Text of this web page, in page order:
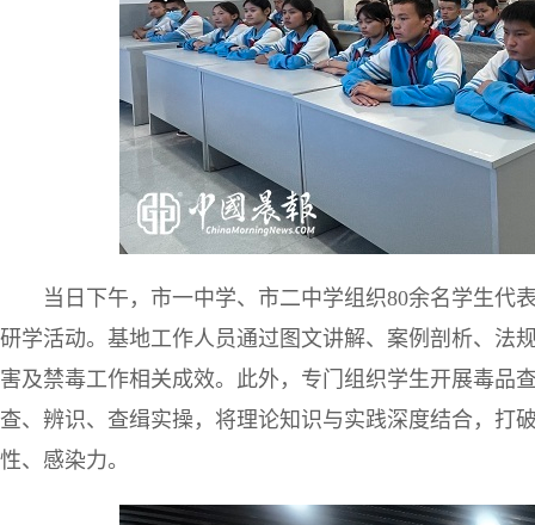
当日下午，市一中学、市二中学组织80余名学生代
研学活动。基地工作人员通过图文讲解、案例剖析、法
害及禁毒工作相关成效。此外，专门组织学生开展毒品
查、辨识、查缉实操，将理论知识与实践深度结合，打
性、感染力。